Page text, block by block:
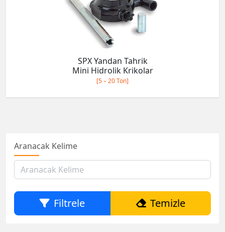
SPX Yandan Tahrik
Mini Hidrolik Krikolar
[5 – 20 Ton]
Aranacak Kelime
Filtrele Temizle